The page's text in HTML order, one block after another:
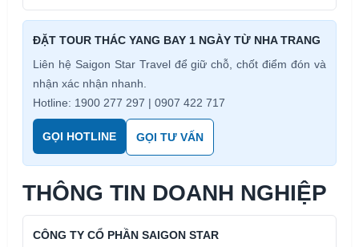
ĐẶT TOUR THÁC YANG BAY 1 NGÀY TỪ NHA TRANG
Liên hệ Saigon Star Travel để giữ chỗ, chốt điểm đón và
nhận xác nhận nhanh.
Hotline: 1900 277 297 | 0907 422 717
GỌI HOTLINE GỌI TƯ VẤN
THÔNG TIN DOANH NGHIỆP
CÔNG TY CỔ PHẦN SAIGON STAR